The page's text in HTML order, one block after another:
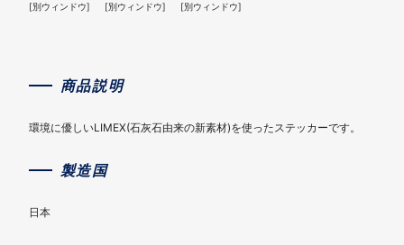
[別ウィンドウ] [別ウィンドウ] [別ウィンドウ]
商品説明
環境に優しいLIMEX(石灰石由来の新素材)を使ったステッカーです。
製造国
日本